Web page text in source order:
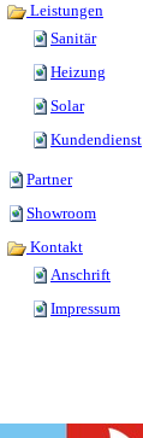
Leistungen
Sanitär
Heizung
Solar
Kundendienst
Partner
Showroom
Kontakt
Anschrift
Impressum